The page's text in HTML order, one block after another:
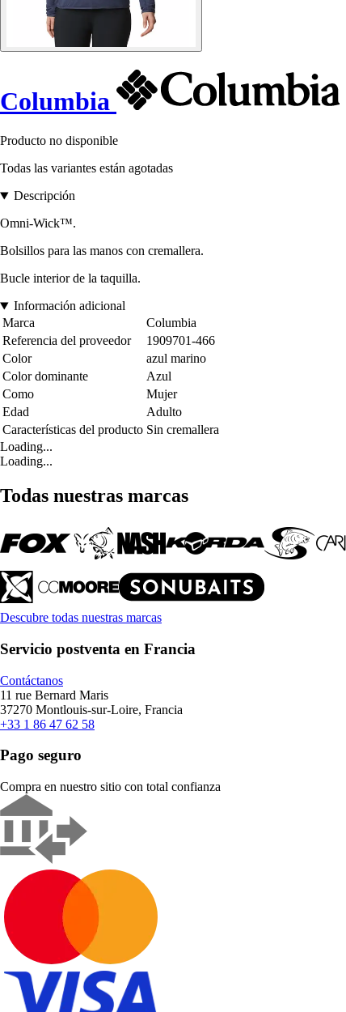
Columbia
Producto no disponible
Todas las variantes están agotadas
Descripción
Omni-Wick™.
Bolsillos para las manos con cremallera.
Bucle interior de la taquilla.
Información adicional
Marca
Columbia
Referencia del proveedor
1909701-466
Color
azul marino
Color dominante
Azul
Como
Mujer
Edad
Adulto
Características del producto Sin cremallera
Loading...
Loading...
Todas nuestras marcas
Descubre todas nuestras marcas
Servicio postventa en Francia
Contáctanos
11 rue Bernard Maris
37270 Montlouis-sur-Loire, Francia
+33 1 86 47 62 58
Pago seguro
Compra en nuestro sitio con total confianza